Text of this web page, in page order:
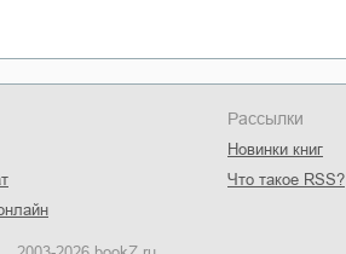
Рассылки
Новинки книг
Что такое RSS?